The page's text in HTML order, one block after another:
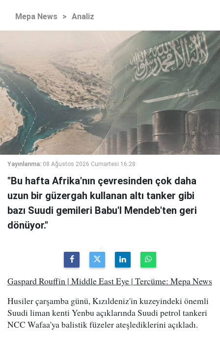
Mepa News > Analiz
Yayınlanma: 08 Ağustos 2026 Cumartesi 16:28
"Bu hafta Afrika'nın çevresinden çok daha
uzun bir güzergah kullanan altı tanker gibi
bazı Suudi gemileri Babu'l Mendeb'ten geri
dönüyor."
Gaspard Rouffin | Middle East Eye | Tercüme: Mepa News
Husiler çarşamba günü, Kızıldeniz'in kuzeyindeki önemli
Suudi liman kenti Yenbu açıklarında Suudi petrol tankeri
NCC Wafaa'ya balistik füzeler ateşlediklerini açıkladı.